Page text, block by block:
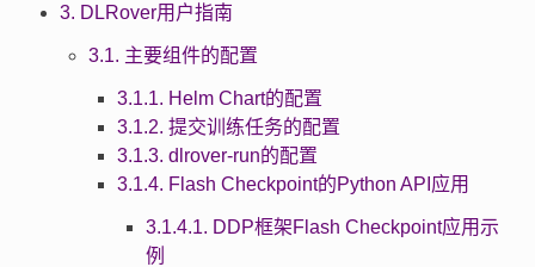
3. DLRover用户指南
3.1. 主要组件的配置
3.1.1. Helm Chart的配置
3.1.2. 提交训练任务的配置
3.1.3. dlrover-run的配置
3.1.4. Flash Checkpoint的Python API应用
3.1.4.1. DDP框架Flash Checkpoint应用示
例